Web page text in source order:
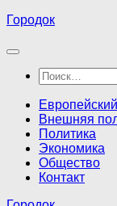
Перейти
содержимому
Городок
Найти:
Внешняя
Политика
Экономика
Общество
Контакт